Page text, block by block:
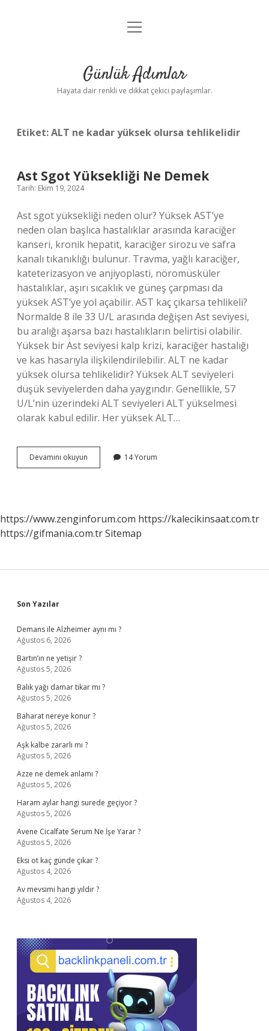
Anasayfa
Yasal Uyarı
menüyü
Günlük Adımlar
Hayata dair renkli ve dikkat çekici paylaşımlar.
Etiket:ALT ne kadar yüksek olursa tehlikelidir
Ast Sgot Yüksekliği Ne Demek
Tarih: Ekim 19, 2024
Ast sgot yüksekliği neden olur? Yüksek AST’ye
neden olan başlıca hastalıklar arasında karaciğer
kanseri, kronik hepatit, karaciğer sirozu ve safra
kanalı tıkanıklığı bulunur. Travma, yağlı karaciğer,
kateterizasyon ve anjiyoplasti, nöromüsküler
hastalıklar, aşırı sıcaklık ve güneş çarpması da
yüksek AST’ye yol açabilir. AST kaç çıkarsa tehlikeli?
Normalde 8 ile 33 U/L arasında değişen Ast seviyesi,
bu aralığı aşarsa bazı hastalıkların belirtisi olabilir.
Yüksek bir Ast seviyesi kalp krizi, karaciğer hastalığı
ve kas hasarıyla ilişkilendirilebilir. ALT ne kadar
yüksek olursa tehlikelidir? Yüksek ALT seviyeleri
düşük seviyelerden daha yaygındır. Genellikle, 57
U/L’nin üzerindeki ALT seviyeleri ALT yükselmesi
olarak kabul edilir. Her yüksek ALT…
Devamını okuyun
Sgot
14 Yorum
https://www.zenginforum.com https://kalecikinsaat.com.tr
https://gifmania.com.trSitemap
Sidebar
Son Yazılar
Demans ile Alzheimer aynı mı ?
Ağustos 6, 2026
Bartın’ın ne yetişir ?
Ağustos 5, 2026
Balık yağı damar tıkar mı ?
Ağustos 5, 2026
Baharat nereye konur ?
Ağustos 5, 2026
Aşk kalbe zararlı mı ?
Ağustos 5, 2026
Azze ne demek anlamı ?
Ağustos 5, 2026
Haram aylar hangi surede geçiyor ?
Ağustos 5, 2026
Avene Cicalfate Serum Ne İşe Yarar ?
Ağustos 5, 2026
Eksi ot kaç günde çıkar ?
Ağustos 4, 2026
Av mevsimi hangi yıldır ?
Ağustos 4, 2026